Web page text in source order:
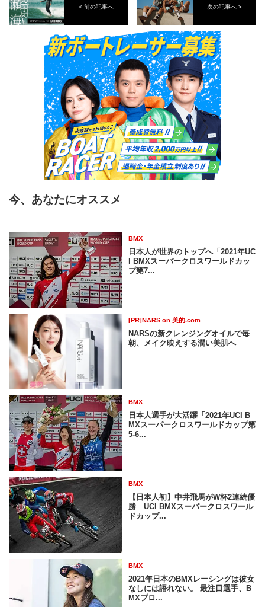
< 前の記事へ 次の記事へ >
今、あなたにオススメ
BMX
日本人が世界のトップへ「2021年UC
I BMXスーパークロスワールドカッ
プ第7...
[PR]NARS on 美的.com
NARSの新クレンジングオイルで毎
朝、メイク映えする潤い美肌へ
BMX
日本人選手が大活躍「2021年UCI B
MXスーパークロスワールドカップ第
5-6...
BMX
【日本人初】中井飛馬がW杯2連続優
勝 UCI BMXスーパークロスワール
ドカップ...
BMX
2021年日本のBMXレーシングは彼女
なしには語れない。 最注目選手、B
MXプロ...